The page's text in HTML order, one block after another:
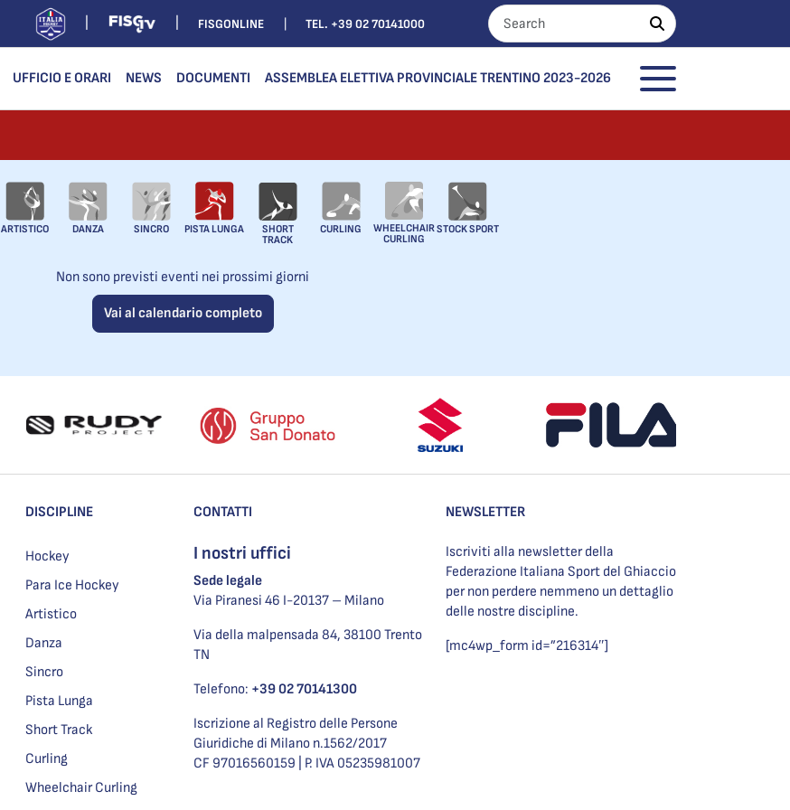
FISGONLINE TEL. +39 02 70141000
UFFICIO E ORARI NEWS DOCUMENTI ASSEMBLEA ELETTIVA PROVINCIALE TRENTINO 2023-2026
ARTISTICO DANZA SINCRO PISTA LUNGA
SHORT
TRACK
CURLING
WHEELCHAIR
CURLING
STOCK SPORT
Non sono previsti eventi nei prossimi giorni
Vai al calendario completo
DISCIPLINE
Hockey
Para Ice Hockey
Artistico
Danza
Sincro
Pista Lunga
Short Track
Curling
Wheelchair Curling
CONTATTI
I nostri uffici
Sede legale
Via Piranesi 46 I-20137 – Milano
Via della malpensada 84, 38100 Trento
TN
Telefono: +39 02 70141300
Iscrizione al Registro delle Persone
Giuridiche di Milano n.1562/2017
CF 97016560159 | P. IVA 05235981007
NEWSLETTER
Iscriviti alla newsletter della
Federazione Italiana Sport del Ghiaccio
per non perdere nemmeno un dettaglio
delle nostre discipline.
[mc4wp_form id=”216314″]